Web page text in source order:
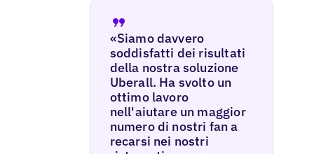
«Siamo davvero
soddisfatti dei risultati
della nostra soluzione
Uberall. Ha svolto un
ottimo lavoro
nell'aiutare un maggior
numero di nostri fan a
recarsi nei nostri